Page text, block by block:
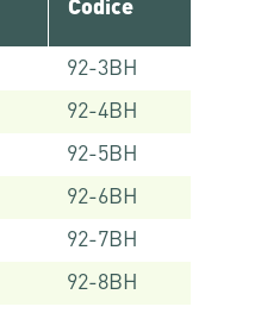
Codice
92-3BH
92-4BH
92-5BH
92-6BH
92-7BH
92-8BH